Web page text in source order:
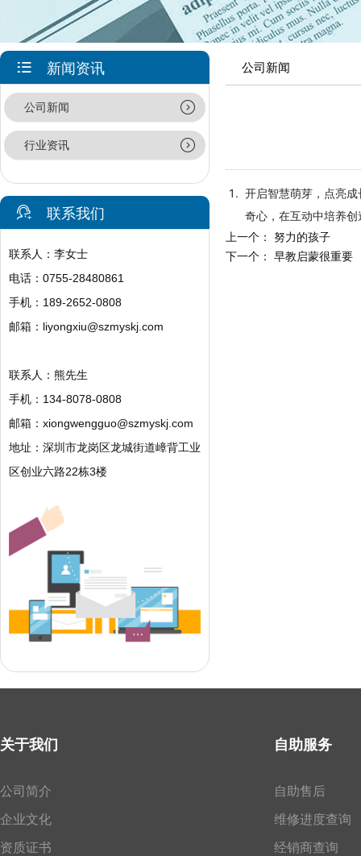
新闻资讯
公司新闻
行业资讯
联系我们
联系人：李女士
电话：0755-28480861
手机：189-2652-0808
邮箱： liyongxiu@szmyskj.com
联系人：熊先生
手机：134-8078-0808
邮箱： xiongwengguo@szmyskj.com
地址：深圳市龙岗区龙城街道嶂背工业
区创业六路22栋3楼
公司新闻
开启智慧萌芽，点亮
奇心，在互动中培养
上一个： 努力的孩子
下一个： 早教启蒙很重要
关于我们
公司简介
企业文化
资质证书
自助服务
自助售后
维修进度查询
经销商查询